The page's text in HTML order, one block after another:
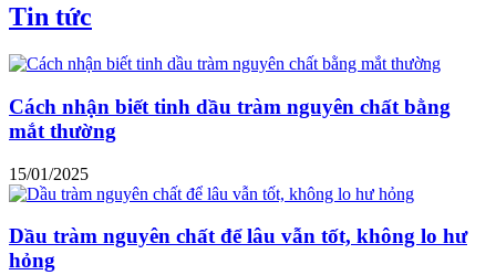
Tin tức
Cách nhận biết tinh dầu tràm nguyên chất bằng
mắt thường
15/01/2025
Dầu tràm nguyên chất để lâu vẫn tốt, không lo hư
hỏng